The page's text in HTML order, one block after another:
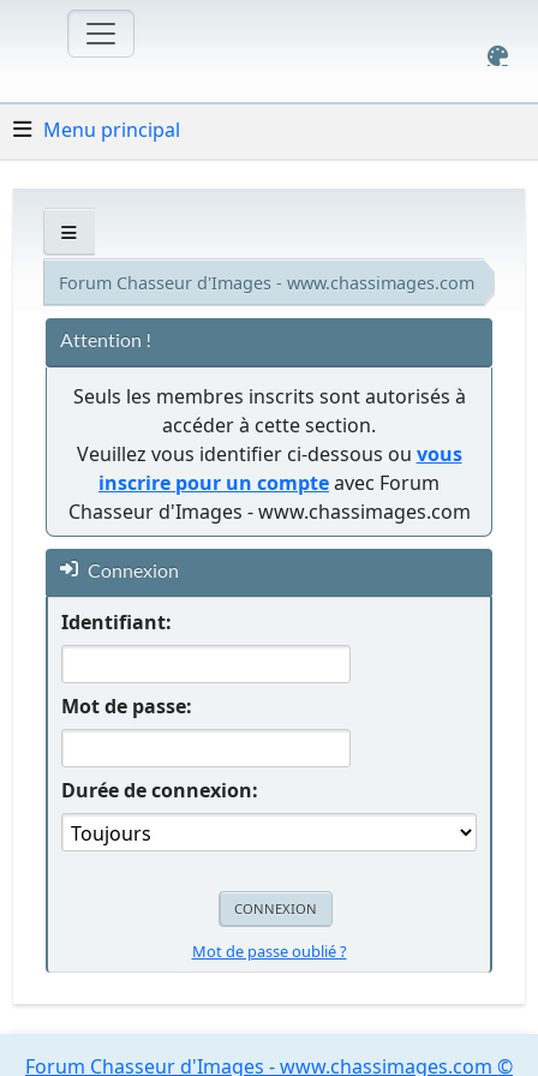
Menu principal
Forum Chasseur d'Images - www.chassimages.com
Attention !
Seuls les membres inscrits sont autorisés à
accéder à cette section.
Veuillez vous identifier ci-dessous ou vous
inscrire pour un compteavec Forum
Chasseur d'Images - www.chassimages.com
Connexion
Identifiant:
Mot de passe:
Durée de connexion:
Mot de passe oublié ?
Forum Chasseur d'Images - www.chassimages.com ©